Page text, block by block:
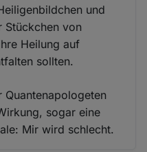
und
Stückchen von
Heilung auf
sollten.
Quantenapologeten
sogar eine
Mir wird schlecht.